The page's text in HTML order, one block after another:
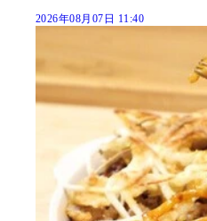
2026年08月07日 11:40